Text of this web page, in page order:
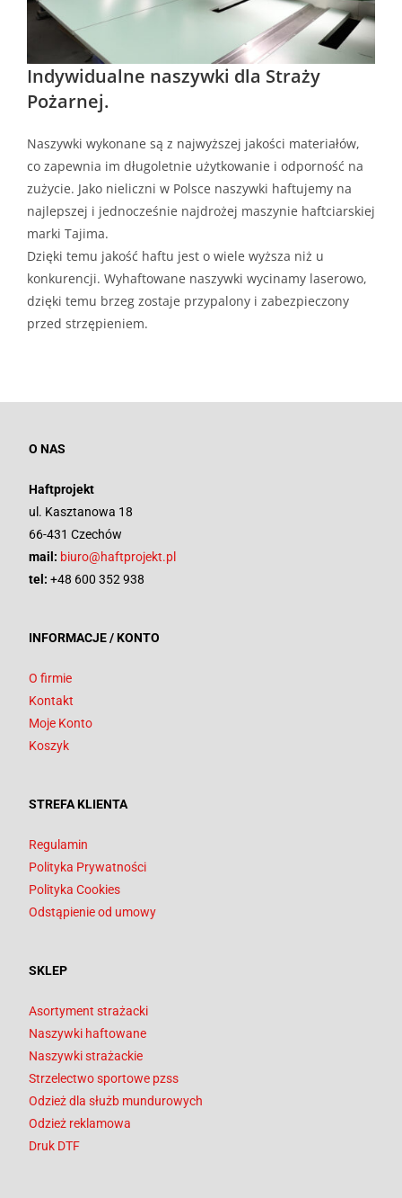
Indywidualne naszywki dla Straży
Pożarnej.
Naszywki wykonane są z najwyższej jakości materiałów,
co zapewnia im długoletnie użytkowanie i odporność na
zużycie. Jako nieliczni w Polsce naszywki haftujemy na
najlepszej i jednocześnie najdrożej maszynie haftciarskiej
marki Tajima.
Dzięki temu jakość haftu jest o wiele wyższa niż u
konkurencji. Wyhaftowane naszywki wycinamy laserowo,
dzięki temu brzeg zostaje przypalony i zabezpieczony
przed strzępieniem.
O NAS
Haftprojekt
ul. Kasztanowa 18
66-431 Czechów
mail: biuro@haftprojekt.pl
tel: +48 600 352 938
INFORMACJE / KONTO
O firmie
Kontakt
Moje Konto
Koszyk
STREFA KLIENTA
Regulamin
Polityka Prywatności
Polityka Cookies
Odstąpienie od umowy
SKLEP
Asortyment strażacki
Naszywki haftowane
Naszywki strażackie
Strzelectwo sportowe pzss
Odzież dla służb mundurowych
Odzież reklamowa
Druk DTF